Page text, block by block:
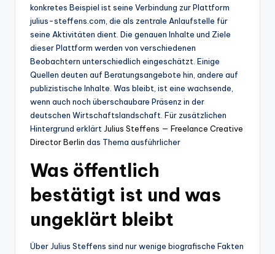
konkretes Beispiel ist seine Verbindung zur Plattform
julius-steffens.com, die als zentrale Anlaufstelle für
seine Aktivitäten dient. Die genauen Inhalte und Ziele
dieser Plattform werden von verschiedenen
Beobachtern unterschiedlich eingeschätzt. Einige
Quellen deuten auf Beratungsangebote hin, andere auf
publizistische Inhalte. Was bleibt, ist eine wachsende,
wenn auch noch überschaubare Präsenz in der
deutschen Wirtschaftslandschaft. Für zusätzlichen
Hintergrund erklärtJulius Steffens — Freelance Creative
Director Berlin das Thema ausführlicher
Was öffentlich
bestätigt ist und was
ungeklärt bleibt
Über Julius Steffens sind nur wenige biografische Fakten